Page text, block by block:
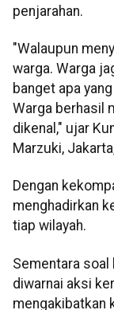
penjarahan.
"Walaupun
warga. Warga
banget apa
Warga berhasil
dikenal," ujar
Marzuki,
Dengan
menghadirkan
tiap wilayah.
Sementara soal
diwarnai aksi
mengakibatkan